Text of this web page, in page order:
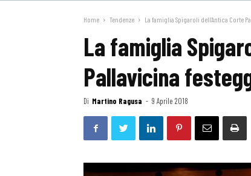
Home Tendenze La famiglia Spigaroli dell’Antica Corte
La famiglia
Pallavicina
Di Martino Ragusa - 9 Aprile 2018